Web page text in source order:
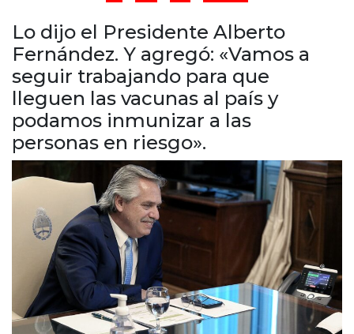
Cruz del Eje
Corredor de Ansenuza
La Carlota y zona
Laboulaye y sur
Bell Ville
Río Tercero
Despeñaderos
Lo dijo el Presidente Alberto
Fernández. Y agregó: «Vamos a
seguir trabajando para que
lleguen las vacunas al país y
podamos inmunizar a las
personas en riesgo».